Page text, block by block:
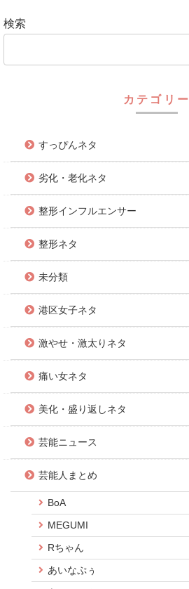
検索
カテゴリー
すっぴんネタ
劣化・老化ネタ
整形インフルエンサー
整形ネタ
未分類
港区女子ネタ
激やせ・激太りネタ
痛い女ネタ
美化・盛り返しネタ
芸能ニュース
芸能人まとめ
BoA
MEGUMI
Rちゃん
あいなぷぅ